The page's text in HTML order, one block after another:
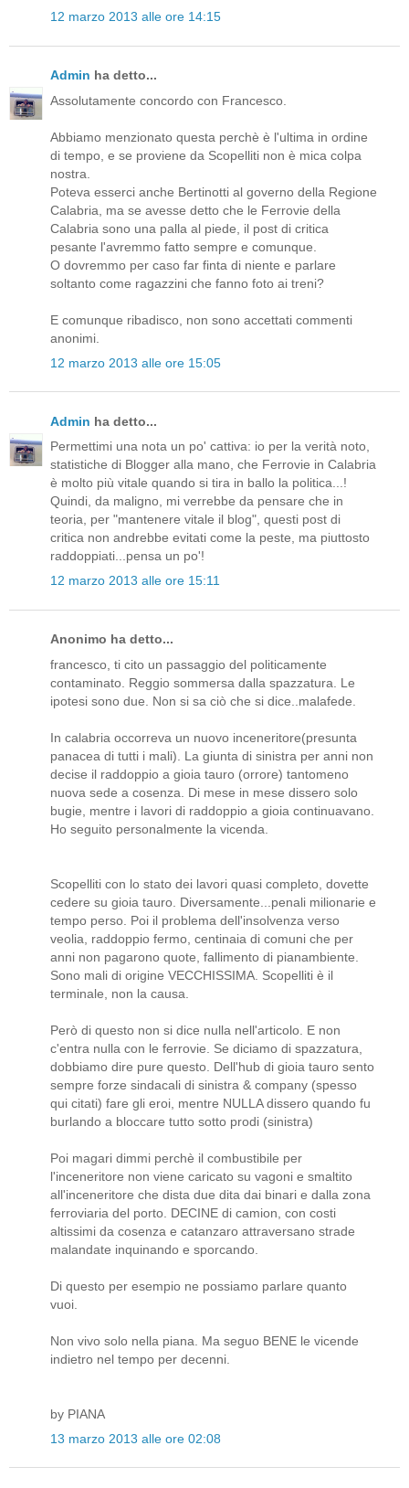
12 marzo 2013 alle ore 14:15
Admin ha detto...
Assolutamente concordo con Francesco.
Abbiamo menzionato questa perchè è l'ultima in ordine
di tempo, e se proviene da Scopelliti non è mica colpa
nostra.
Poteva esserci anche Bertinotti al governo della Regione
Calabria, ma se avesse detto che le Ferrovie della
Calabria sono una palla al piede, il post di critica
pesante l'avremmo fatto sempre e comunque.
O dovremmo per caso far finta di niente e parlare
soltanto come ragazzini che fanno foto ai treni?
E comunque ribadisco, non sono accettati commenti
anonimi.
12 marzo 2013 alle ore 15:05
Admin ha detto...
Permettimi una nota un po' cattiva: io per la verità noto,
statistiche di Blogger alla mano, che Ferrovie in Calabria
è molto più vitale quando si tira in ballo la politica...!
Quindi, da maligno, mi verrebbe da pensare che in
teoria, per "mantenere vitale il blog", questi post di
critica non andrebbe evitati come la peste, ma piuttosto
raddoppiati...pensa un po'!
12 marzo 2013 alle ore 15:11
Anonimo ha detto...
francesco, ti cito un passaggio del politicamente
contaminato. Reggio sommersa dalla spazzatura. Le
ipotesi sono due. Non si sa ciò che si dice..malafede.
In calabria occorreva un nuovo inceneritore(presunta
panacea di tutti i mali). La giunta di sinistra per anni non
decise il raddoppio a gioia tauro (orrore) tantomeno
nuova sede a cosenza. Di mese in mese dissero solo
bugie, mentre i lavori di raddoppio a gioia continuavano.
Ho seguito personalmente la vicenda.
Scopelliti con lo stato dei lavori quasi completo, dovette
cedere su gioia tauro. Diversamente...penali milionarie e
tempo perso. Poi il problema dell'insolvenza verso
veolia, raddoppio fermo, centinaia di comuni che per
anni non pagarono quote, fallimento di pianambiente.
Sono mali di origine VECCHISSIMA. Scopelliti è il
terminale, non la causa.
Però di questo non si dice nulla nell'articolo. E non
c'entra nulla con le ferrovie. Se diciamo di spazzatura,
dobbiamo dire pure questo. Dell'hub di gioia tauro sento
sempre forze sindacali di sinistra & company (spesso
qui citati) fare gli eroi, mentre NULLA dissero quando fu
burlando a bloccare tutto sotto prodi (sinistra)
Poi magari dimmi perchè il combustibile per
l'inceneritore non viene caricato su vagoni e smaltito
all'inceneritore che dista due dita dai binari e dalla zona
ferroviaria del porto. DECINE di camion, con costi
altissimi da cosenza e catanzaro attraversano strade
malandate inquinando e sporcando.
Di questo per esempio ne possiamo parlare quanto
vuoi.
Non vivo solo nella piana. Ma seguo BENE le vicende
indietro nel tempo per decenni.
by PIANA
13 marzo 2013 alle ore 02:08